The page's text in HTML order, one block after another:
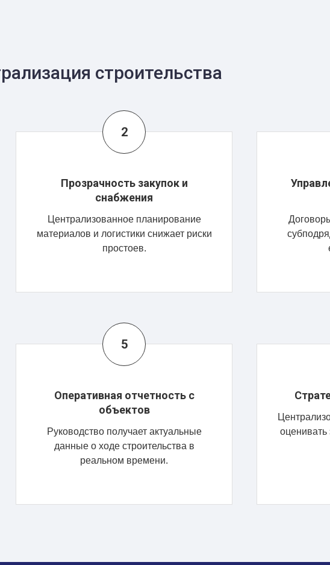
строительства
Прозрачность закупок и
снабжения
Централизованное планирование
материалов и логистики снижает риски
простоев.
Оперативная отчетность с
объектов
Руководство получает актуальные
данные о ходе строительства в
реальном времени.
оценивать